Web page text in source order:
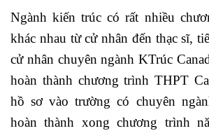
Ngành kiến trúc có rất nhiều
khác nhau từ cử nhân đến thạc sĩ,
cử nhân chuyên ngành KTrúc
hoàn thành chương trình THPT
hồ sơ vào trường có chuyên
hoàn thành xong chương trình